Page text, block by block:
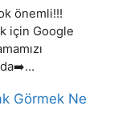
önemli!!!
için Google
Görmek Ne